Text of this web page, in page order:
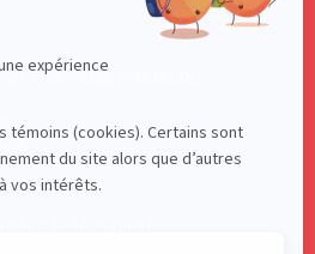
réseaux sociaux!